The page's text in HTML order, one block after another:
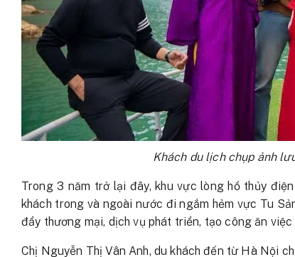
Khách du lịch chụp ảnh
Trong 3 năm trở lại đây, khu vực lòng hồ thủy
khách trong và ngoài nước đi ngắm hẻm vực Tu
đẩy thương mại, dịch vụ phát triển, tạo công ăn
Chị Nguyễn Thị Vân Anh, du khách đến từ Hà Nội